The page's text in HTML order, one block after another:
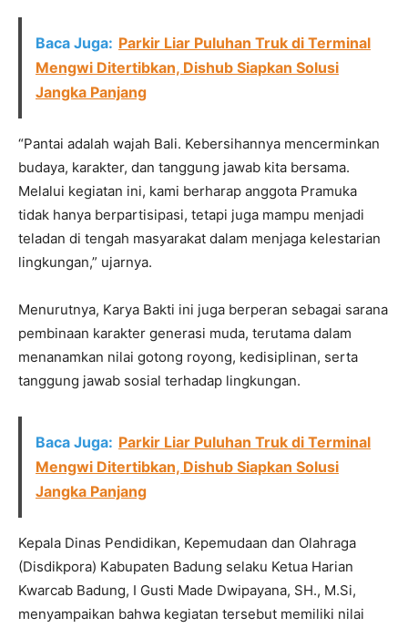
Baca Juga: Parkir Liar Puluhan Truk di Terminal
Mengwi Ditertibkan, Dishub Siapkan Solusi
Jangka Panjang
“Pantai adalah wajah Bali. Kebersihannya mencerminkan
budaya, karakter, dan tanggung jawab kita bersama.
Melalui kegiatan ini, kami berharap anggota Pramuka
tidak hanya berpartisipasi, tetapi juga mampu menjadi
teladan di tengah masyarakat dalam menjaga kelestarian
lingkungan,” ujarnya.
Menurutnya, Karya Bakti ini juga berperan sebagai sarana
pembinaan karakter generasi muda, terutama dalam
menanamkan nilai gotong royong, kedisiplinan, serta
tanggung jawab sosial terhadap lingkungan.
Baca Juga: Parkir Liar Puluhan Truk di Terminal
Mengwi Ditertibkan, Dishub Siapkan Solusi
Jangka Panjang
Kepala Dinas Pendidikan, Kepemudaan dan Olahraga
(Disdikpora) Kabupaten Badung selaku Ketua Harian
Kwarcab Badung, I Gusti Made Dwipayana, SH., M.Si,
menyampaikan bahwa kegiatan tersebut memiliki nilai